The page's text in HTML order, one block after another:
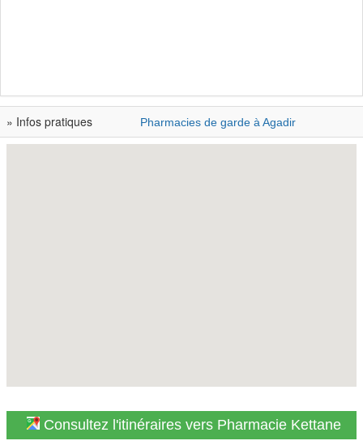
» Infos pratiques Pharmacies de garde à Agadir
Consultez l'itinéraires vers Pharmacie Kettane